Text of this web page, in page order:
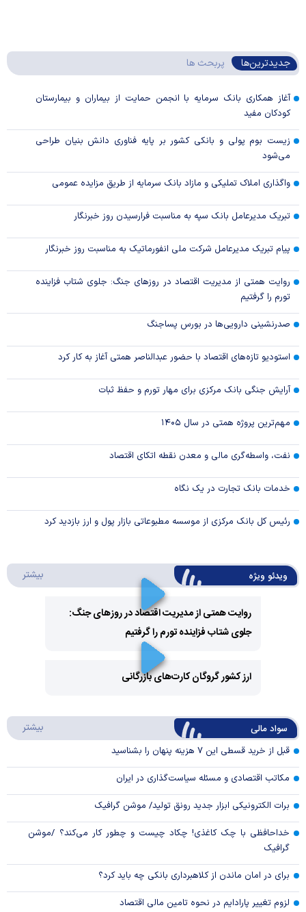
جدیدترین‌ها پربحث ها
آغاز همکاری بانک سرمایه با انجمن حمایت از بیماران و بیمارستان
کودکان مفید
زیست بوم پولی و بانکی کشور بر پایه فناوری دانش بنیان طراحی
می‌شود
واگذاری املاک تملیکی و مازاد بانک سرمایه از طریق مزایده عمومی
تبریک مدیرعامل بانک سپه به مناسبت فرارسیدن روز خبرنگار
پیام تبریک مدیرعامل شرکت ملی انفورماتیک به مناسبت روز خبرنگار
روایت همتی از مدیریت اقتصاد در روزهای جنگ: جلوی شتاب فزاینده
تورم را گرفتیم
صدرنشینی دارویی‌ها در بورس پساجنگ
استودیو تازه‌های اقتصاد با حضور عبدالناصر همتی آغاز به کار کرد
آرایش جنگی بانک مرکزی برای مهار تورم و حفظ ثبات
مهم‌ترین پروژه همتی در سال ۱۴۰۵
نفت، واسطه‌گری مالی و معدن نقطه اتکای اقتصاد
خدمات بانک تجارت در یک نگاه
رئیس کل بانک مرکزی از موسسه مطبوعاتی بازار پول و ارز بازدید کرد
ویدئو ویژه بیشتر
Play
Video
روایت همتی از مدیریت اقتصاد در روزهای جنگ:
جلوی شتاب فزاینده تورم را گرفتیم
Video
ارز کشور گروگان کارت‌های بازرگانی
سواد مالی بیشتر
قبل از خرید قسطی این ۷ هزینه پنهان را بشناسید
مکاتب اقتصادی و مسئله سیاست‌گذاری در ایران
برات الکترونیکی ابزار جدید رونق تولید/ موشن گرافیک
خداحافظی با چک کاغذی! چکاد چیست و چطور کار می‌کند؟ /موشن
گرافیک
برای در امان ماندن از کلاهبرداری بانکی چه باید کرد؟
لزوم تغییر پارادایم در نحوه تامین مالی اقتصاد